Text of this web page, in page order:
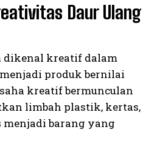
Daur Ulang
dikenal kreatif dalam
produk bernilai
kreatif bermunculan
limbah plastik, kertas,
menjadi barang yang